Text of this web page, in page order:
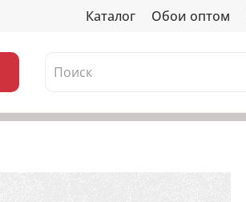
Каталог Обои оптом